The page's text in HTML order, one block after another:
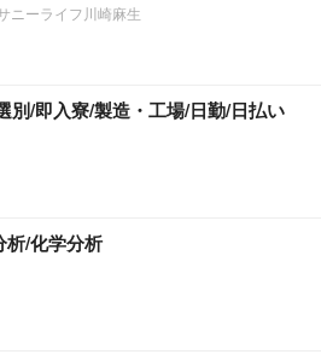
ニーライフ川崎麻生
別/即入寮/製造・工場/日勤/日払い
析/化学分析